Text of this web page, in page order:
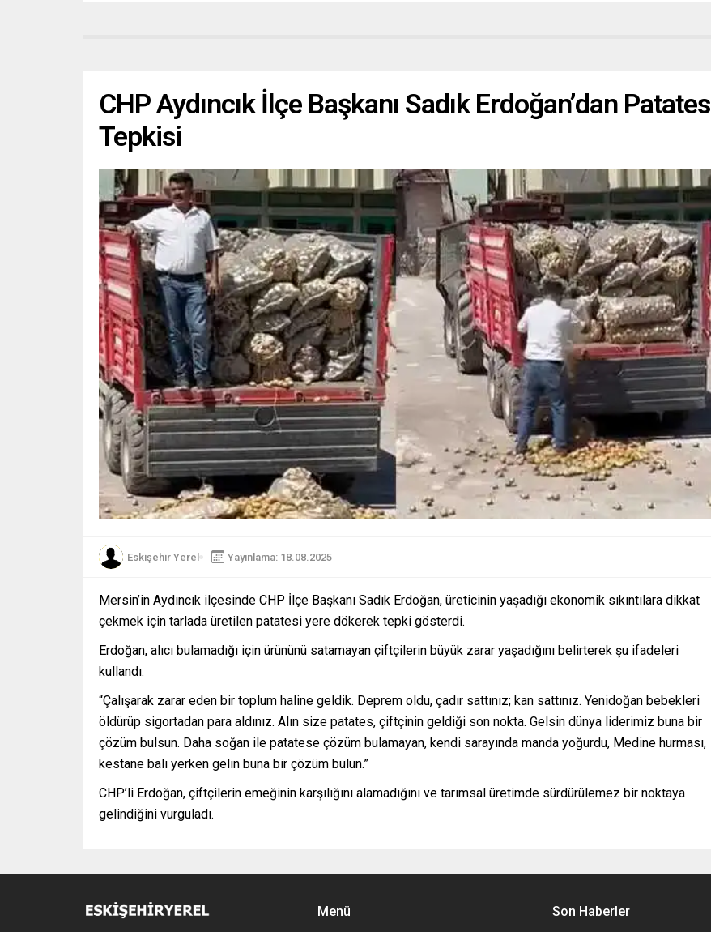
CHP Aydıncık İlçe Başkanı Sadık Erdoğan’dan Patates
Tepkisi
Eskişehir Yerel Yayınlama: 18.08.2025
Mersin’in Aydıncık ilçesinde CHP İlçe Başkanı Sadık Erdoğan, üreticinin yaşadığı ekonomik sıkıntılara dikkat
çekmek için tarlada üretilen patatesi yere dökerek tepki gösterdi.
Erdoğan, alıcı bulamadığı için ürününü satamayan çiftçilerin büyük zarar yaşadığını belirterek şu ifadeleri
kullandı:
“Çalışarak zarar eden bir toplum haline geldik. Deprem oldu, çadır sattınız; kan sattınız. Yenidoğan bebekleri
öldürüp sigortadan para aldınız. Alın size patates, çiftçinin geldiği son nokta. Gelsin dünya liderimiz buna bir
çözüm bulsun. Daha soğan ile patatese çözüm bulamayan, kendi sarayında manda yoğurdu, Medine hurması,
kestane balı yerken gelin buna bir çözüm bulun.”
CHP’li Erdoğan, çiftçilerin emeğinin karşılığını alamadığını ve tarımsal üretimde sürdürülemez bir noktaya
gelindiğini vurguladı.
Menü Son Haberler